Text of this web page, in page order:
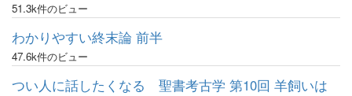
51.3k件のビュー
わかりやすい終末論 前半
47.6k件のビュー
つい人に話したくなる 聖書考古学 第10回 羊飼いは